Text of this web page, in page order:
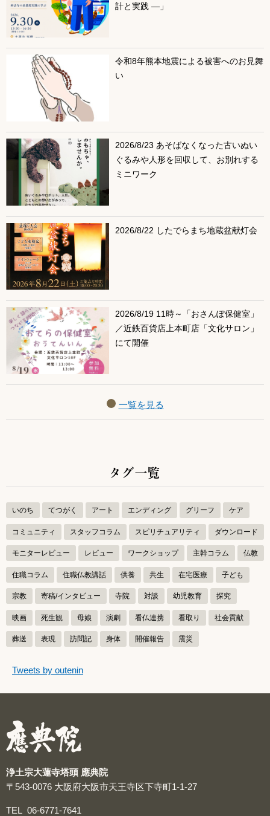
計と実践 ―」
令和8年熊本地震による被害へのお見舞
い
2026/8/23 あそばなくなった古いぬい
ぐるみや人形を回収して、お別れする
ミニワーク
2026/8/22 したでらまち地蔵盆献灯会
2026/8/19 11時～「おさんぽ保健室」
／近鉄百貨店上本町店「文化サロン」
にて開催
一覧を見る
タグ一覧
いのち てつがく アート エンディング グリーフ ケア
コミュニティ スタッフコラム スピリチュアリティ ダウンロード
モニターレビュー レビュー ワークショップ 主幹コラム 仏教
住職コラム 住職仏教講話 供養 共生 在宅医療 子ども
宗教 寄稿/インタビュー 寺院 対談 幼児教育 探究
映画 死生観 母娘 演劇 看仏連携 看取り 社会貢献
葬送 表現 訪問記 身体 開催報告 震災
つぶやき
つぶやきをスキップする
Tweets by outenin
浄土宗大蓮寺塔頭 應典院
〒543-0076 大阪府大阪市天王寺区下寺町1-1-27
TEL 06-6771-7641